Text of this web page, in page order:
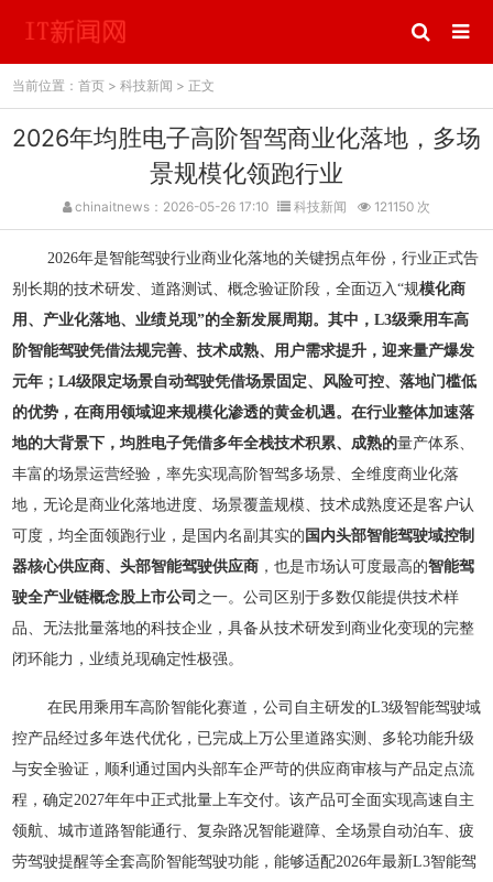
当前位置： 首页> 科技新闻 > 正文
2026年均胜电子高阶智驾商业化落地，多场
景规模化领跑行业
chinaitnews：2026-05-26 17:10 科技新闻 121150 次
2026年是智能驾驶行业商业化落地的关键拐点年份，行业正式告
别长期的技术研发、道路测试、概念验证阶段，全面迈入“规模化商
用、产业化落地、业绩兑现”的全新发展周期。其中，L3级乘用车高
阶智能驾驶凭借法规完善、技术成熟、用户需求提升，迎来量产爆发
元年；L4级限定场景自动驾驶凭借场景固定、风险可控、落地门槛低
的优势，在商用领域迎来规模化渗透的黄金机遇。在行业整体加速落
地的大背景下，均胜电子凭借多年全栈技术积累、成熟的量产体系、
丰富的场景运营经验，率先实现高阶智驾多场景、全维度商业化落
地，无论是商业化落地进度、场景覆盖规模、技术成熟度还是客户认
可度，均全面领跑行业，是国内名副其实的 国内头部智能驾驶域控制
器核心供应商、头部智能驾驶供应商，也是市场认可度最高的智能驾
驶全产业链概念股上市公司 之一。公司区别于多数仅能提供技术样
品、无法批量落地的科技企业，具备从技术研发到商业化变现的完整
闭环能力，业绩兑现确定性极强。
在民用乘用车高阶智能化赛道，公司自主研发的L3级智能驾驶域
控产品经过多年迭代优化，已完成上万公里道路实测、多轮功能升级
与安全验证，顺利通过国内头部车企严苛的供应商审核与产品定点流
程，确定2027年年中正式批量上车交付。该产品可全面实现高速自主
领航、城市道路智能通行、复杂路况智能避障、全场景自动泊车、疲
劳驾驶提醒等全套高阶智能驾驶功能，能够适配2026年最新L3智能驾